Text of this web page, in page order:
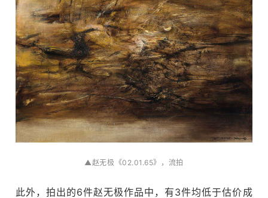
▲赵无极《02.01.65》，流拍
此外，拍出的6件赵无极作品中，有3件均低于估价成